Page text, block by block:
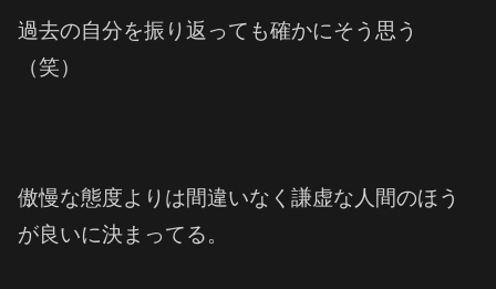
過去の自分を振り返っても確かにそう思う
（笑）
傲慢な態度よりは間違いなく謙虚な人間のほう
が良いに決まってる。